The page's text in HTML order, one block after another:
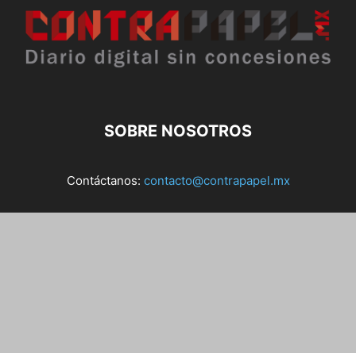
SOBRE NOSOTROS
Contáctanos: contacto@contrapapel.mx